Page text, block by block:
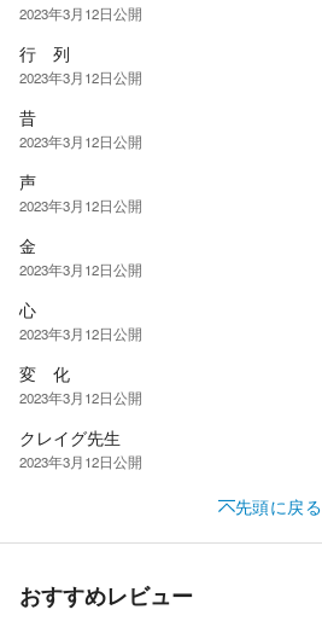
2023年3月12日公開
行 列
2023年3月12日公開
昔
2023年3月12日公開
声
2023年3月12日公開
金
2023年3月12日公開
心
2023年3月12日公開
変 化
2023年3月12日公開
クレイグ先生
2023年3月12日公開
先頭に戻る
おすすめレビュー